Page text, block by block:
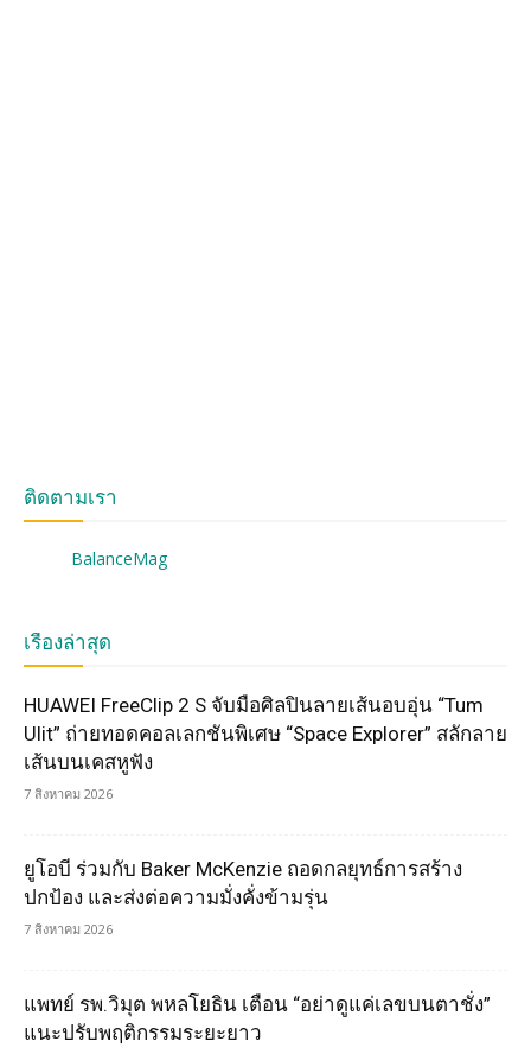
ติดตามเรา
BalanceMag
เรื่องล่าสุด
HUAWEI FreeClip 2 S จับมือศิลปินลายเส้นอบอุ่น “Tum
Ulit” ถ่ายทอดคอลเลกชันพิเศษ “Space Explorer” สลักลาย
เส้นบนเคสหูฟัง
7 สิงหาคม 2026
ยูโอบี ร่วมกับ Baker McKenzie ถอดกลยุทธ์การสร้าง
ปกป้อง และส่งต่อความมั่งคั่งข้ามรุ่น
7 สิงหาคม 2026
แพทย์ รพ.วิมุต พหลโยธิน เตือน “อย่าดูแค่เลขบนตาชั่ง”
แนะปรับพฤติกรรมระยะยาว